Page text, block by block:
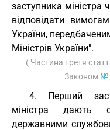
заступника міністра
відповідати
України,
Міністрів України".
( Частина третя
Законом №
4. Перший
міністра дають
державними